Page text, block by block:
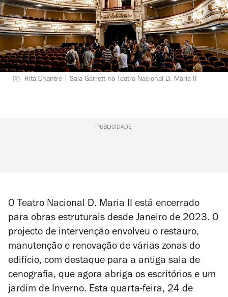
Rita Chantre | Sala Garrett no Teatro Nacional D. Maria II
PUBLICIDADE
O Teatro Nacional D. Maria II está encerrado
para obras estruturais desde Janeiro de 2023. O
projecto de intervenção envolveu o restauro,
manutenção e renovação de várias zonas do
edifício, com destaque para a antiga sala de
cenografia, que agora abriga os escritórios e um
jardim de Inverno. Esta quarta-feira, 24 de